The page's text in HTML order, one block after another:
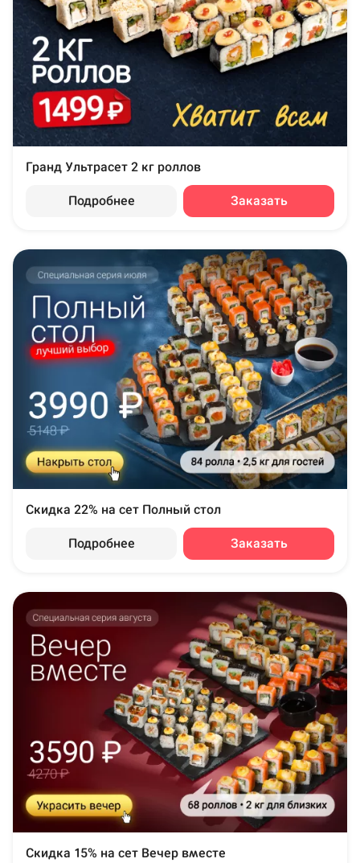
Гранд Ультрасет 2 кг роллов
Подробнее Заказать
Скидка 22% на сет Полный стол
Подробнее Заказать
Скидка 15% на сет Вечер вместе